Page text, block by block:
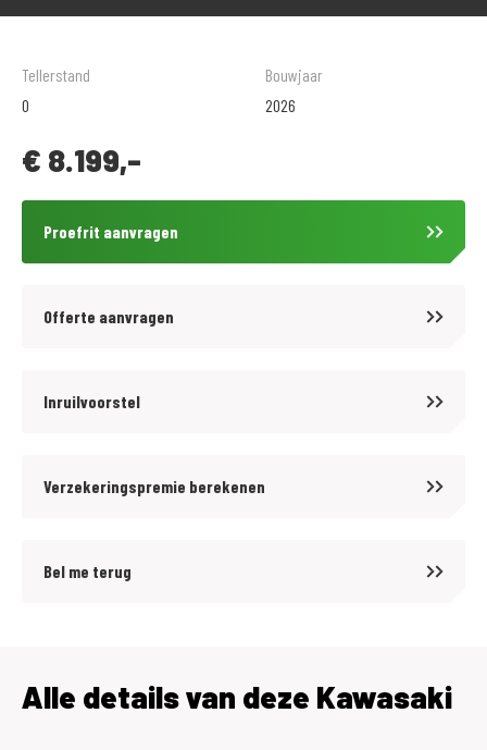
Tellerstand
0
Bouwjaar
2026
€ 8.199,-
Proefrit aanvragen
Offerte aanvragen
Inruilvoorstel
Verzekeringspremie berekenen
Bel me terug
Alle details van deze Kawasaki